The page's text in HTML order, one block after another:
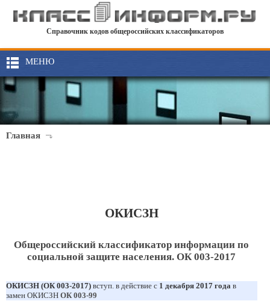
Справочник кодов общероссийских классификаторов
МЕНЮ
Главная
ОКИСЗН
Общероссийский классификатор информации по
социальной защите населения. ОК 003-2017
ОКИСЗН (ОК 003-2017) вступ. в действие с 1 декабря 2017 года в
замен ОКИСЗН ОК 003-99